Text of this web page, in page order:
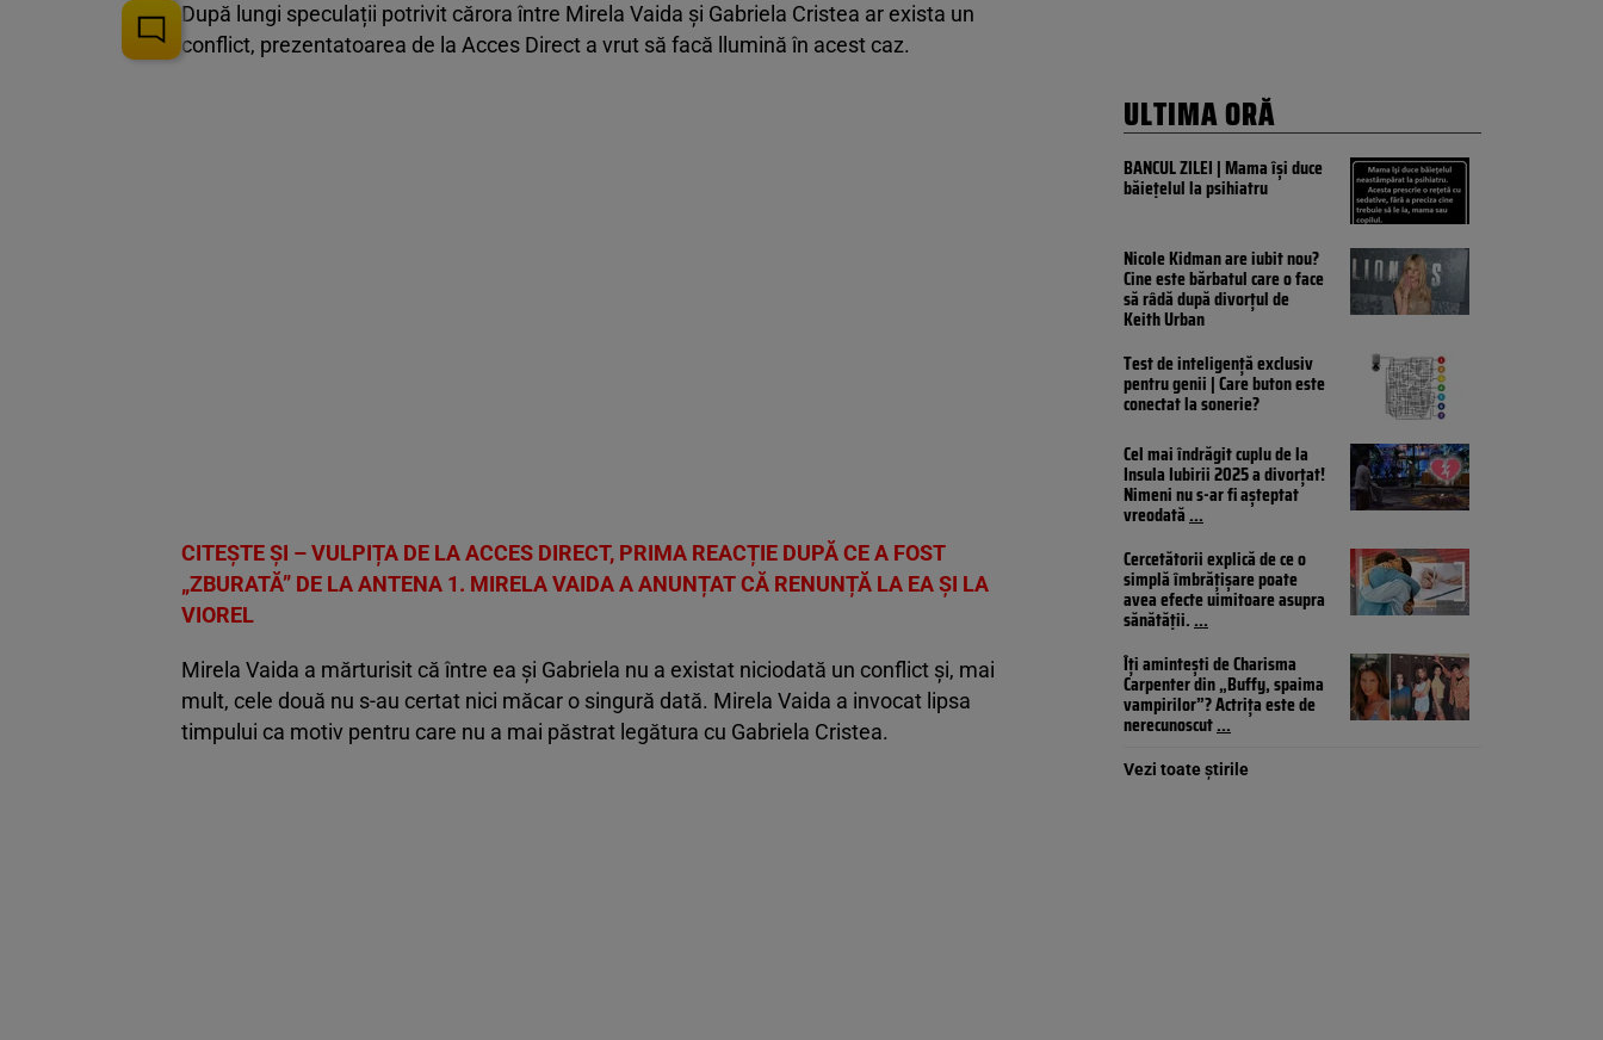
După lungi speculații potrivit cărora între Mirela Vaida și Gabriela Cristea ar exista un
conflict, prezentatoarea de la Acces Direct a vrut să facă llumină în acest caz.
CITEȘTE ȘI – VULPIȚA DE LA ACCES DIRECT, PRIMA REACȚIE DUPĂ CE A FOST
„ZBURATĂ” DE LA ANTENA 1. MIRELA VAIDA A ANUNȚAT CĂ RENUNȚĂ LA EA ȘI LA
VIOREL
Mirela Vaida a mărturisit că între ea și Gabriela nu a existat niciodată un conflict și, mai
mult, cele două nu s-au certat nici măcar o singură dată. Mirela Vaida a invocat lipsa
timpului ca motiv pentru care nu a mai păstrat legătura cu Gabriela Cristea.
ULTIMA ORĂ
BANCUL ZILEI | Mama își duce
băiețelul la psihiatru
Nicole Kidman are iubit nou?
Cine este bărbatul care o face
să râdă după divorțul de
Keith Urban
Test de inteligență exclusiv
pentru genii | Care buton este
conectat la sonerie?
Cel mai îndrăgit cuplu de la
Insula Iubirii 2025 a divorțat!
Nimeni nu s-ar fi așteptat
vreodată...
Cercetătorii explică de ce o
simplă îmbrățișare poate
avea efecte uimitoare asupra
sănătății....
Îți amintești de Charisma
Carpenter din „Buffy, spaima
vampirilor”? Actrița este de
nerecunoscut...
Vezi toate știrile